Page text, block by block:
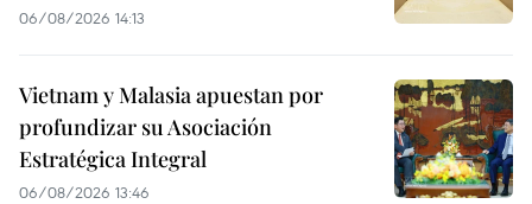
06/08/2026 14:13
Vietnam y Malasia apuestan por
profundizar su Asociación
Estratégica Integral
06/08/2026 13:46